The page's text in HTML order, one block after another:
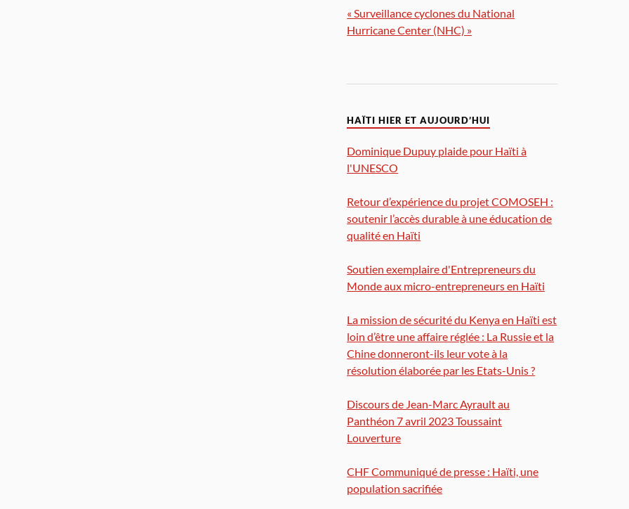
« Surveillance cyclones du National
Hurricane Center (NHC) »
HAÏTI HIER ET AUJOURD’HUI
Dominique Dupuy plaide pour Haïti à
l'UNESCO
Retour d’expérience du projet COMOSEH :
soutenir l’accès durable à une éducation de
qualité en Haïti
Soutien exemplaire d'Entrepreneurs du
Monde aux micro-entrepreneurs en Haïti
La mission de sécurité du Kenya en Haïti est
loin d’être une affaire réglée : La Russie et la
Chine donneront-ils leur vote à la
résolution élaborée par les Etats-Unis ?
Discours de Jean-Marc Ayrault au
Panthéon 7 avril 2023 Toussaint
Louverture
CHF Communiqué de presse : Haïti, une
population sacrifiée